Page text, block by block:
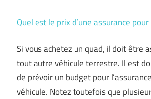
Quel est le prix d’une assurance pour
Si vous achetez un quad, il doit être
tout autre véhicule terrestre. Il est
de prévoir un budget pour
véhicule. Notez toutefois que